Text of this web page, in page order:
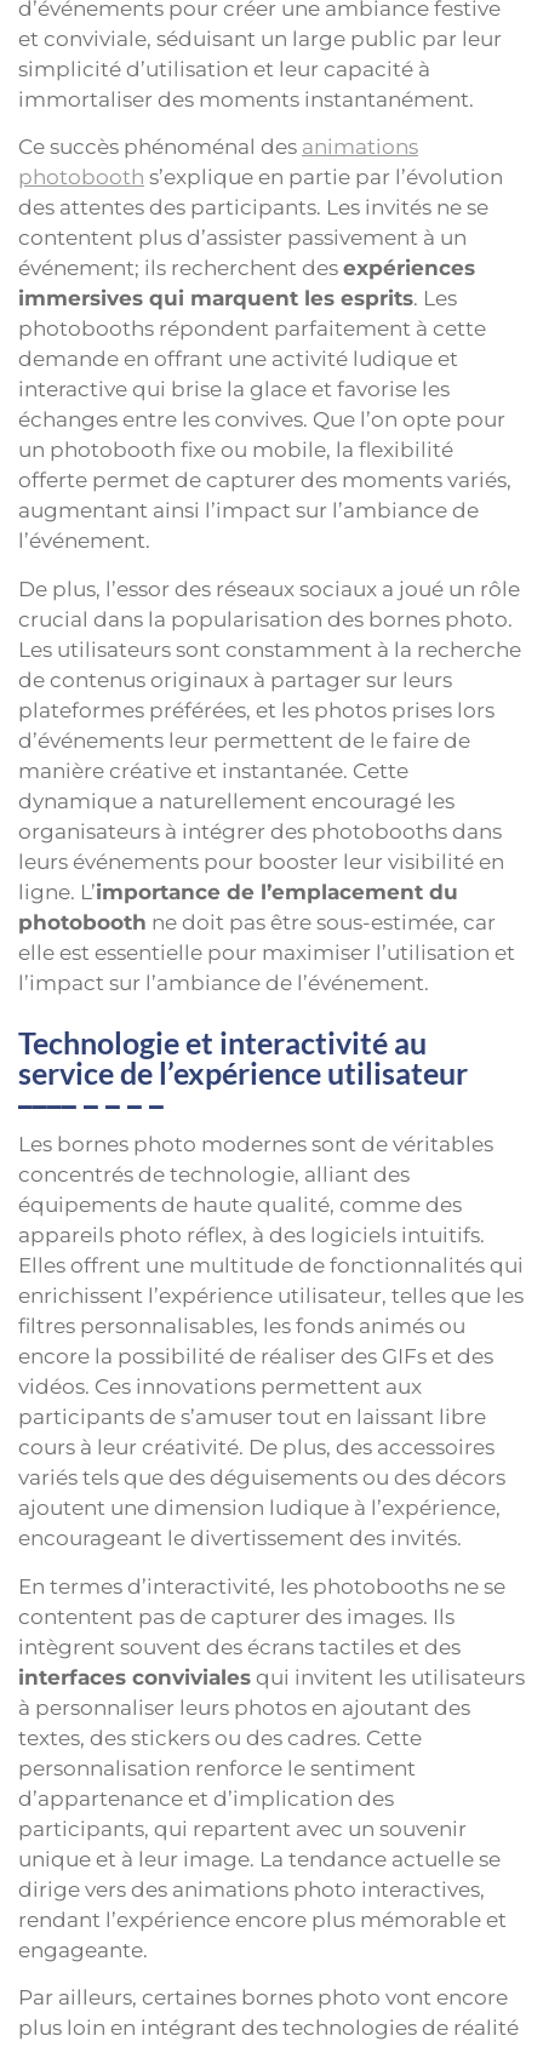
d’événements pour créer une ambiance festive
et conviviale, séduisant un large public par leur
simplicité d’utilisation et leur capacité à
immortaliser des moments instantanément.
Ce succès phénoménal des animations
photobooth s’explique en partie par l’évolution
des attentes des participants. Les invités ne se
contentent plus d’assister passivement à un
événement; ils recherchent des expériences
immersives qui marquent les esprits. Les
photobooths répondent parfaitement à cette
demande en offrant une activité ludique et
interactive qui brise la glace et favorise les
échanges entre les convives. Que l’on opte pour
un photobooth fixe ou mobile, la flexibilité
offerte permet de capturer des moments variés,
augmentant ainsi l’impact sur l’ambiance de
l’événement.
De plus, l’essor des réseaux sociaux a joué un rôle
crucial dans la popularisation des bornes photo.
Les utilisateurs sont constamment à la recherche
de contenus originaux à partager sur leurs
plateformes préférées, et les photos prises lors
d’événements leur permettent de le faire de
manière créative et instantanée. Cette
dynamique a naturellement encouragé les
organisateurs à intégrer des photobooths dans
leurs événements pour booster leur visibilité en
ligne. L’importance de l’emplacement du
photobooth ne doit pas être sous-estimée, car
elle est essentielle pour maximiser l’utilisation et
l’impact sur l’ambiance de l’événement.
Technologie et interactivité au
service de l’expérience utilisateur
Les bornes photo modernes sont de véritables
concentrés de technologie, alliant des
équipements de haute qualité, comme des
appareils photo réflex, à des logiciels intuitifs.
Elles offrent une multitude de fonctionnalités qui
enrichissent l’expérience utilisateur, telles que les
filtres personnalisables, les fonds animés ou
encore la possibilité de réaliser des GIFs et des
vidéos. Ces innovations permettent aux
participants de s’amuser tout en laissant libre
cours à leur créativité. De plus, des accessoires
variés tels que des déguisements ou des décors
ajoutent une dimension ludique à l’expérience,
encourageant le divertissement des invités.
En termes d’interactivité, les photobooths ne se
contentent pas de capturer des images. Ils
intègrent souvent des écrans tactiles et des
interfaces conviviales qui invitent les utilisateurs
à personnaliser leurs photos en ajoutant des
textes, des stickers ou des cadres. Cette
personnalisation renforce le sentiment
d’appartenance et d’implication des
participants, qui repartent avec un souvenir
unique et à leur image. La tendance actuelle se
dirige vers des animations photo interactives,
rendant l’expérience encore plus mémorable et
engageante.
Par ailleurs, certaines bornes photo vont encore
plus loin en intégrant des technologies de réalité